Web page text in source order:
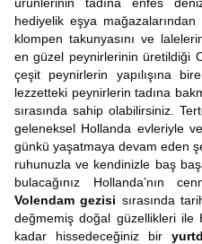
hediyelik eşya
klompen takunyasını ve
en güzel peynirlerinin üretildiği
çeşit peynirlerin yapılışına
lezzetteki peynirlerin tadına
sırasında sahip olabilirsiniz.
geleneksel Hollanda evleriyle
günkü yaşatmaya devam eden
ruhunuzla ve kendinizle baş
bulacağınız Hollanda’nın
Volendam gezisi sırasında
değmemiş doğal güzellikleri ile
kadar hissedeceğiniz bir